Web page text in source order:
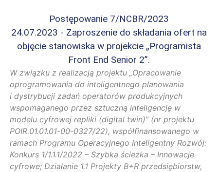
Postępowanie 7/NCBR/2023
24.07.2023 - Zaproszenie do składania ofert na
objęcie stanowiska w projekcie „Programista
Front End Senior 2”.
W związku z realizacją projektu „Opracowanie
oprogramowania do inteligentnego planowania
i dystrybucji zadań operatorów produkcyjnych
wspomaganego przez sztuczną inteligencję w
modelu cyfrowej repliki (digital twin)” (nr projektu
POIR.01.01.01-00-0327/22), współfinansowanego w
ramach Programu Operacyjnego Inteligentny Rozwój:
Konkurs 1/1.1.1/2022 – Szybka ścieżka – Innowacje
cyfrowe; Działanie 1.1 Projekty B+R przedsiębiorstw,